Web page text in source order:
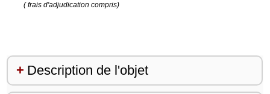
( frais d'adjudication compris)
Description de l'objet